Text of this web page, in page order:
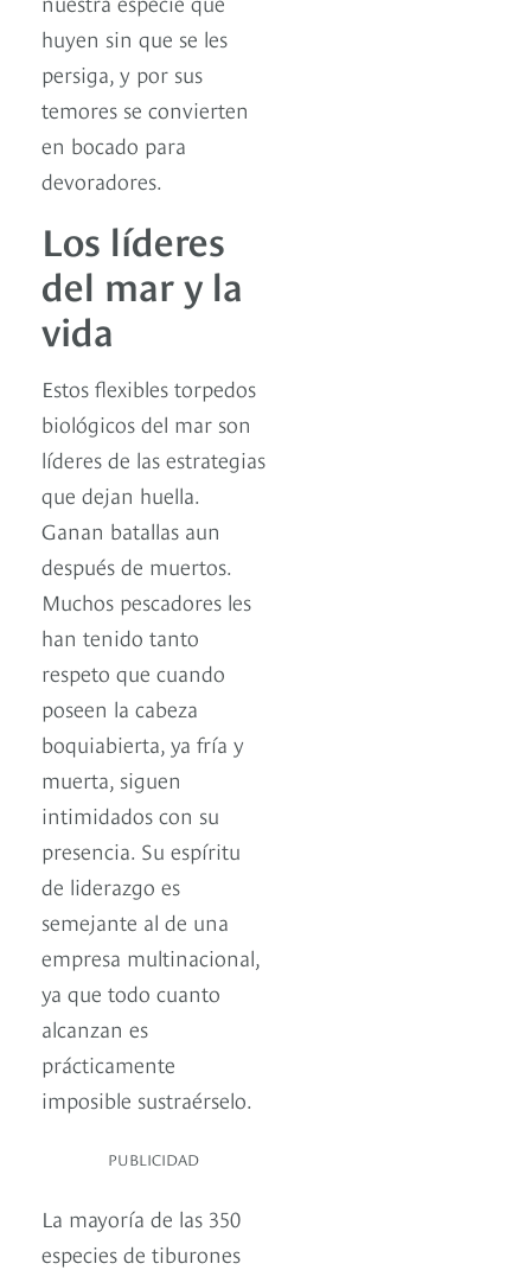
huyen sin que se les
persiga, y por sus
temores se convierten
en bocado para
devoradores.
Los líderes
del mar y la
vida
Estos flexibles torpedos
biológicos del mar son
líderes de las estrategias
que dejan huella.
Ganan batallas aun
después de muertos.
Muchos pescadores les
han tenido tanto
respeto que cuando
poseen la cabeza
boquiabierta, ya fría y
muerta, siguen
intimidados con su
presencia. Su espíritu
de liderazgo es
semejante al de una
empresa multinacional,
ya que todo cuanto
alcanzan es
prácticamente
imposible sustraérselo.
PUBLICIDAD
La mayoría de las 350
especies de tiburones